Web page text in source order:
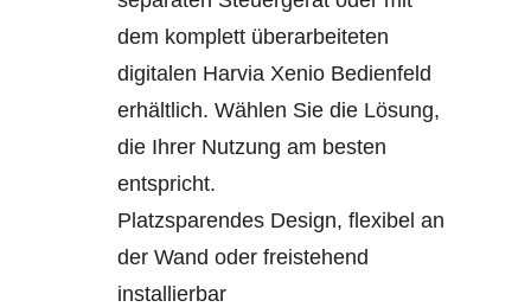
dem komplett überarbeiteten
digitalen Harvia Xenio Bedienfeld
erhältlich. Wählen Sie die Lösung,
die Ihrer Nutzung am besten
entspricht.
Platzsparendes Design, flexibel an
der Wand oder freistehend
installierbar